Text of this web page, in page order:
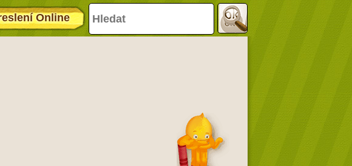
Online